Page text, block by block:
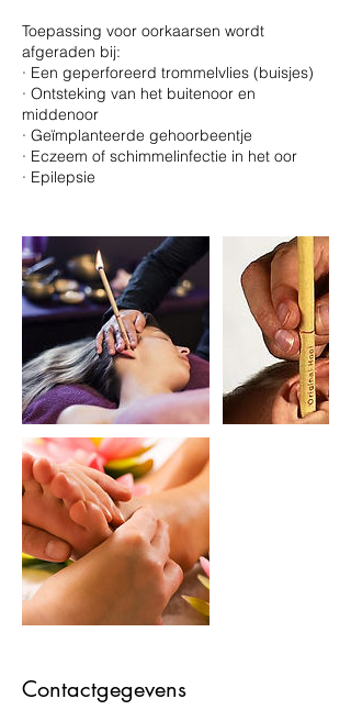
Toepassing voor oorkaarsen wordt
afgeraden bij:
· Een geperforeerd trommelvlies (buisjes)
· Ontsteking van het buitenoor en
middenoor
· Geïmplanteerde gehoorbeentje
· Eczeem of schimmelinfectie in het oor
· Epilepsie
Contactgegevens